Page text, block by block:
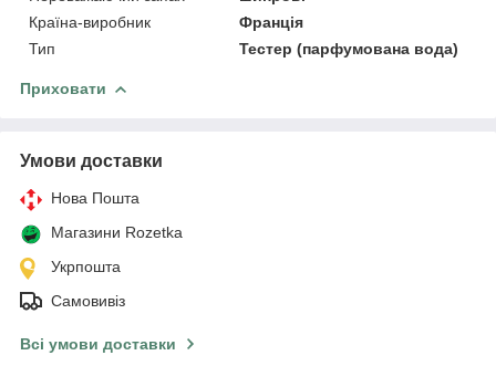
Країна-виробник
Франція
Тип
Тестер (парфумована вода)
Приховати
Умови доставки
Нова Пошта
Магазини Rozetka
Укрпошта
Самовивіз
Всі умови доставки